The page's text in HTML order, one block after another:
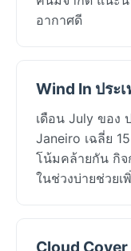
อากาศดี
Wind In ประ
เดือน July ของ
Janeiro เฉลี่ย
โน้มคล้ายกัน กิจ
ในช่วงบ่ายช่วย
Cloud Cover